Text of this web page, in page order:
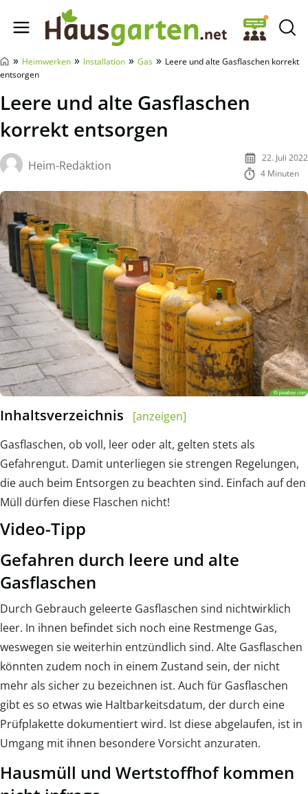
Hausgarten.net
» Heimwerken » Installation » Gas » Leere und alte Gasflaschen korrekt
entsorgen
Leere und alte Gasflaschen
korrekt entsorgen
Heim-Redaktion
22. Juli 2022
4 Minuten
Inhaltsverzeichnis
[anzeigen]
Gasflaschen, ob voll, leer oder alt, gelten stets als
Gefahrengut. Damit unterliegen sie strengen Regelungen,
die auch beim Entsorgen zu beachten sind. Einfach auf den
Müll dürfen diese Flaschen nicht!
Video-Tipp
Gefahren durch leere und alte
Gasflaschen
Durch Gebrauch geleerte Gasflaschen sind nichtwirklich
leer. In ihnen befindet sich noch eine Restmenge Gas,
weswegen sie weiterhin entzündlich sind. Alte Gasflaschen
könnten zudem noch in einem Zustand sein, der nicht
mehr als sicher zu bezeichnen ist. Auch für Gasflaschen
gibt es so etwas wie Haltbarkeitsdatum, der durch eine
Prüfplakette dokumentiert wird. Ist diese abgelaufen, ist in
Umgang mit ihnen besondere Vorsicht anzuraten.
Hausmüll und Wertstoffhof kommen